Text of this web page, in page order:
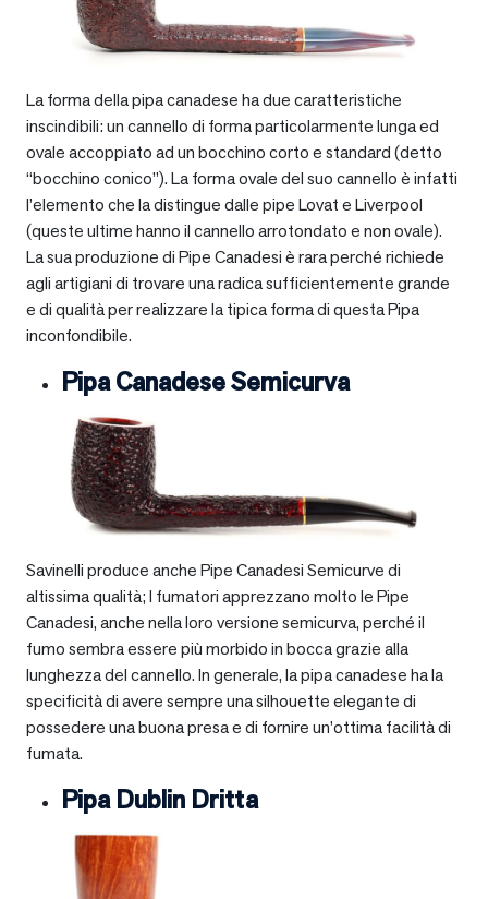
La forma della pipa canadese ha due caratteristiche
inscindibili: un cannello di forma particolarmente lunga ed
ovale accoppiato ad un bocchino corto e standard (detto
“bocchino conico”). La forma ovale del suo cannello è infatti
l’elemento che la distingue dalle pipe Lovat e Liverpool
(queste ultime hanno il cannello arrotondato e non ovale).
La sua produzione di Pipe Canadesi è rara perché richiede
agli artigiani di trovare una radica sufficientemente grande
e di qualità per realizzare la tipica forma di questa Pipa
inconfondibile.
Pipa Canadese Semicurva
Savinelli produce anche Pipe Canadesi Semicurve di
altissima qualità; I fumatori apprezzano molto le Pipe
Canadesi, anche nella loro versione semicurva, perché il
fumo sembra essere più morbido in bocca grazie alla
lunghezza del cannello. In generale, la pipa canadese ha la
specificità di avere sempre una silhouette elegante di
possedere una buona presa e di fornire un’ottima facilità di
fumata.
Pipa Dublin Dritta